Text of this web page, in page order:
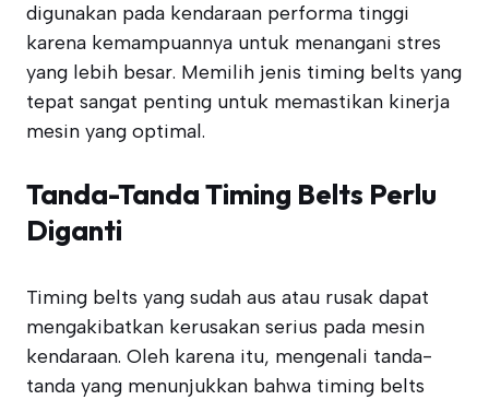
digunakan pada kendaraan performa tinggi
karena kemampuannya untuk menangani stres
yang lebih besar. Memilih jenis timing belts yang
tepat sangat penting untuk memastikan kinerja
mesin yang optimal.
Tanda-Tanda Timing Belts Perlu
Diganti
Timing belts yang sudah aus atau rusak dapat
mengakibatkan kerusakan serius pada mesin
kendaraan. Oleh karena itu, mengenali tanda-
tanda yang menunjukkan bahwa timing belts